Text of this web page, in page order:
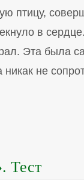
птицу,
в
Эта была
никак не
Тест